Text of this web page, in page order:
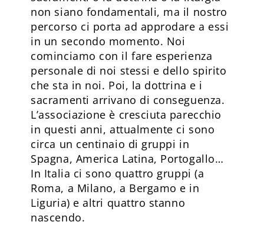
non siano fondamentali, ma il nostro
percorso ci porta ad approdare a essi
in un secondo momento. Noi
cominciamo con il fare esperienza
personale di noi stessi e dello spirito
che sta in noi. Poi, la dottrina e i
sacramenti arrivano di conseguenza.
L’associazione è cresciuta parecchio
in questi anni, attualmente ci sono
circa un centinaio di gruppi in
Spagna, America Latina, Portogallo…
In Italia ci sono quattro gruppi (a
Roma, a Milano, a Bergamo e in
Liguria) e altri quattro stanno
nascendo.